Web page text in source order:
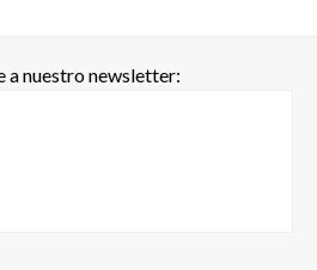
a nuestro newsletter: